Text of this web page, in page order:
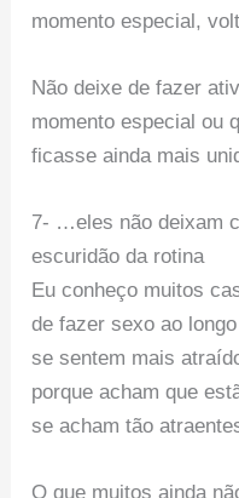
momento especial,
Não deixe de fazer
momento especial ou
ficasse ainda mais
7- …eles não deixam
escuridão da rotina
Eu conheço muitos
de fazer sexo ao
se sentem mais
porque acham que
se acham tão
O que muitos ainda